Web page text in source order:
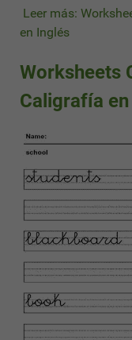
Leer más:
en Inglés
Worksheets
Caligrafía